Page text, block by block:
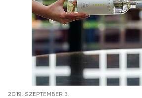
2019. SZEPTEMBER 3.